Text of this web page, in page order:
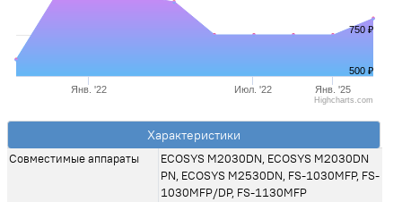
Янв. '22 Июл. '22 Янв. '25
500 ₽
750 ₽
Highcharts.com
Характеристики
Совместимые аппараты
ECOSYS M2030DN, ECOSYS M2030DN
PN, ECOSYS M2530DN, FS-1030MFP, FS-
1030MFP/DP, FS-1130MFP